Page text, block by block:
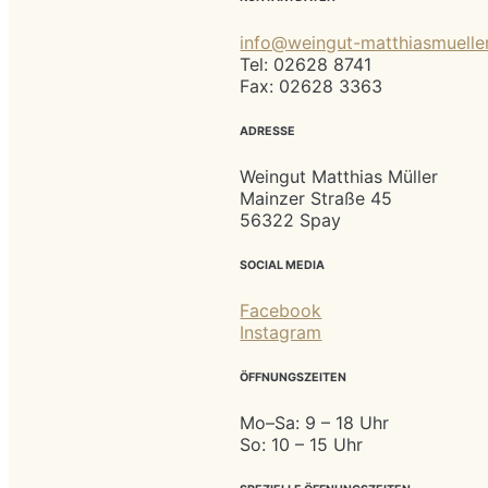
info@weingut-
Tel: 02628 8741
Fax: 02628 3363
ADRESSE
Weingut Matthias Müller
Mainzer Straße 45
56322 Spay
SOCIAL MEDIA
Facebook
Instagram
ÖFFNUNGSZEITEN
Mo–Sa: 9 – 18 Uhr
So: 10 – 15 Uhr